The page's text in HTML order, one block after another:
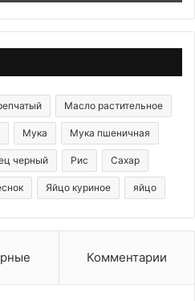
Масло растительное
Мука Мука пшеничная
черный Рис Сахар
Яйцо куриное яйцо
Комментарии